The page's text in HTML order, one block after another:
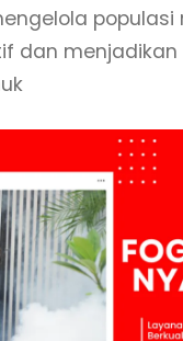
populasi
dan menjadikan